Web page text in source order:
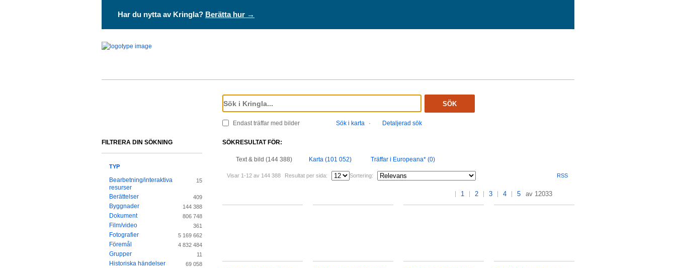
Har du nytta av Kringla? Berätta hur →
SÖK
Endast träffar med bilder Sök i karta · Detaljerad sök
SÖKRESULTAT FÖR:
Text & bild (144 388) Karta (101 052) Träffar i Europeana* (0)
Visar 1-12 av 144 388 Resultat per sida: Sortering: RSS
1 2 3 4 5 av 12033
FILTRERA DIN SÖKNING
TYP
Bearbetning/interaktiva
resurser
15
Berättelser 409
Byggnader 144 388
Dokument 806 748
Film/video 361
Fotografier 5 169 662
Föremål 4 832 484
Grupper 11
Historiska händelser 69 058